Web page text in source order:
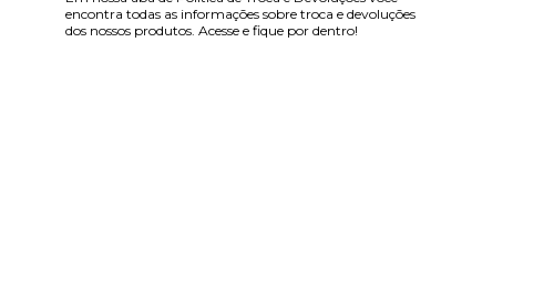
encontra todas as informações sobre troca e devoluções
dos nossos produtos. Acesse e fique por dentro!